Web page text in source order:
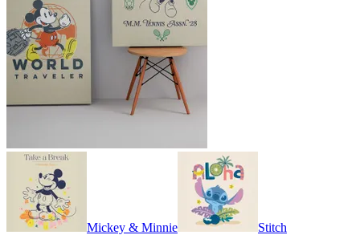
Mickey & Minnie Stitch